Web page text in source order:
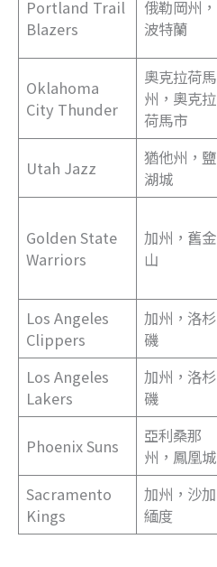
Portland Trail
Blazers
俄勒岡州，
波特蘭
Oklahoma
City Thunder
奧克拉荷馬
州，奧克拉
荷馬市
Utah Jazz
猶他州，鹽
湖城
Golden State
Warriors
加州，舊金
山
Los Angeles
Clippers
加州，洛杉
磯
Los Angeles
Lakers
加州，洛杉
磯
Phoenix Suns
亞利桑那
州，鳳凰城
Sacramento
Kings
加州，沙加
緬度